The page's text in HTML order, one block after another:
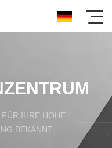
IHRE HOHE
BEKANNT.